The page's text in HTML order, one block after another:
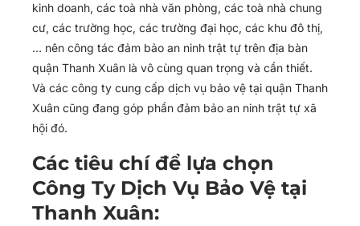
kinh doanh, các toà nhà văn phòng, các toà nhà chung
cư, các trường học, các trường đại học, các khu đô thị,
… nên công tác đảm bảo an ninh trật tự trên địa bàn
quận Thanh Xuân là vô cùng quan trọng và cần thiết.
Và các công ty cung cấp dịch vụ bảo vệ tại quận Thanh
Xuân cũng đang góp phần đảm bảo an ninh trật tự xã
hội đó.
Các tiêu chí để lựa chọn
Công Ty Dịch Vụ Bảo Vệ tại
Thanh Xuân: